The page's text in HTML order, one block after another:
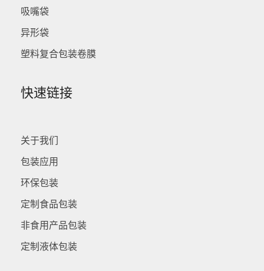
吸嘴袋
异形袋
塑料复合包装卷膜
快速链接
关于我们
包装应用
环保包装
定制食品包装
非食用产品包装
定制液体包装